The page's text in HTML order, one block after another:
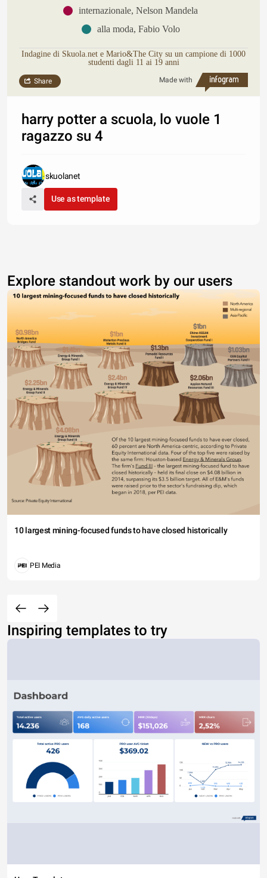
internazionale, Nelson Mandela
alla moda, Fabio Volo
Indagine di Skuola.net e Mario&The City su un campione di 1000
studenti dagli 11 ai 19 anni
Made with
Share
harry potter a scuola, lo vuole 1
ragazzo su 4
skuolanet
Use as template
Explore standout work by our users
10 largest mining-focused funds to have closed historically
PEI Media
Inspiring templates to try